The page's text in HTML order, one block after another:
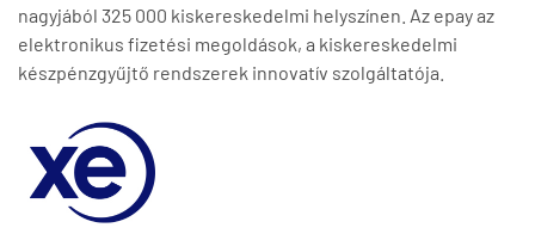
nagyjából 325 000 kiskereskedelmi helyszínen. Az epay az
elektronikus fizetési megoldások, a kiskereskedelmi
készpénzgyűjtő rendszerek innovatív szolgáltatója.